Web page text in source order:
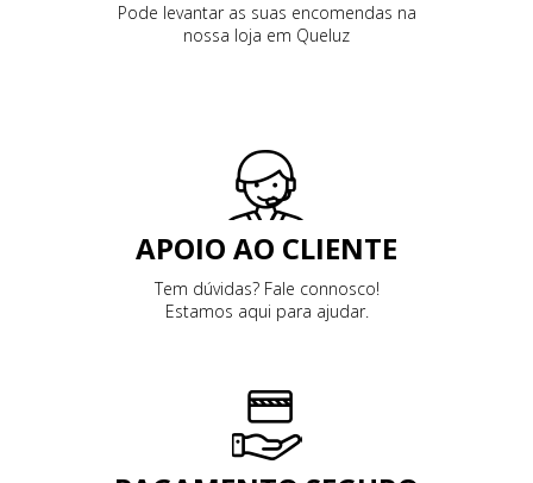
Pode levantar as suas encomendas na
nossa loja em Queluz
APOIO AO CLIENTE
Tem dúvidas? Fale connosco!
Estamos aqui para ajudar.